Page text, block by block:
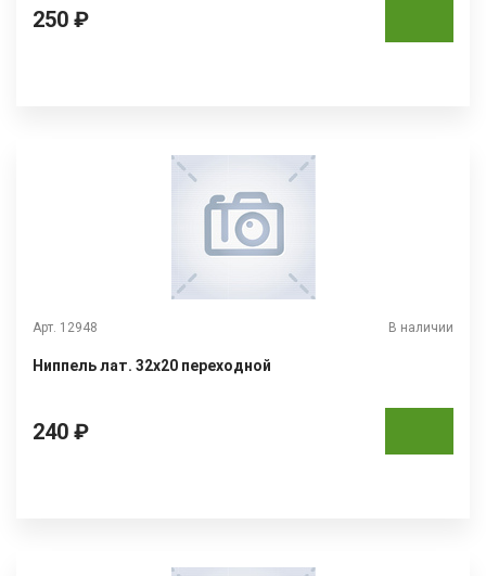
250 ₽
Арт. 12948 В наличии
Ниппель лат. 32х20 переходной
240 ₽